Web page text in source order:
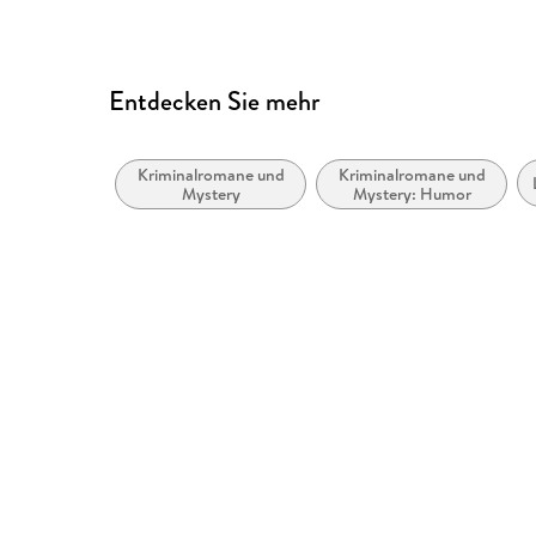
Entdecken Sie mehr
Kriminalromane und
Mystery
Kriminalromane und
Mystery: Humor